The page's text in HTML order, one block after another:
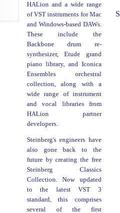
HALion and a wide range
of VST instruments for Mac
and Windows-based DAWs.
These include the
Backbone drum re-
synthesizer, Etude grand
piano library, and Iconica
Ensembles orchestral
collection, along with a
wide range of instrument
and vocal libraries from
HALion partner
developers.
Steinberg's engineers have
also gone back to the
future by creating the free
Steinberg Classics
Collection. Now updated
to the latest VST 3
standard, this comprises
several of the first